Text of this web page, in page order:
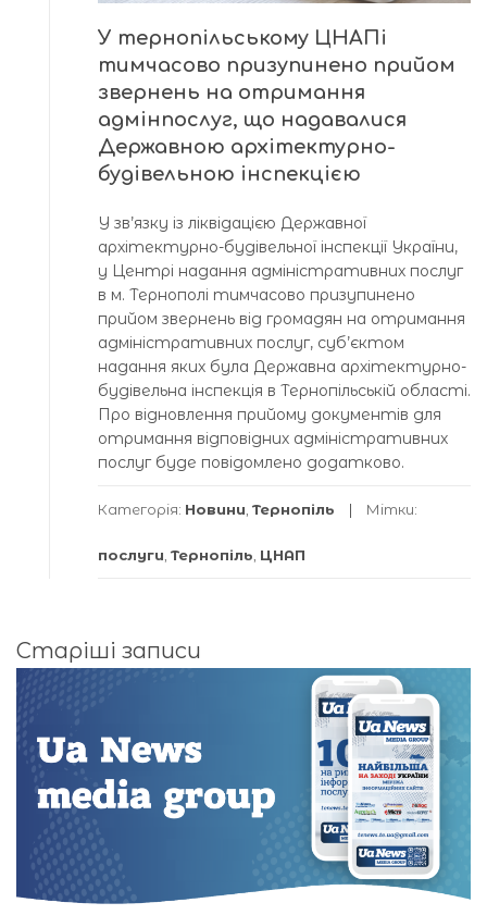
У тернопільському ЦНАПі
тимчасово призупинено прийом
звернень на отримання
адмінпослуг, що надавалися
Державною архітектурно-
будівельною інспекцією
У зв’язку із ліквідацією Державної
архітектурно-будівельної інспекції України,
у Центрі надання адміністративних послуг
в м. Тернополі тимчасово призупинено
прийом звернень від громадян на отримання
адміністративних послуг, суб’єктом
надання яких була Державна архітектурно-
будівельна інспекція в Тернопільській області.
Про відновлення прийому документів для
отримання відповідних адміністративних
послуг буде повідомлено додатково.
Категорія: Новини, Тернопіль Мітки:
послуги, Тернопіль, ЦНАП
Навігація
за
Старіші записи